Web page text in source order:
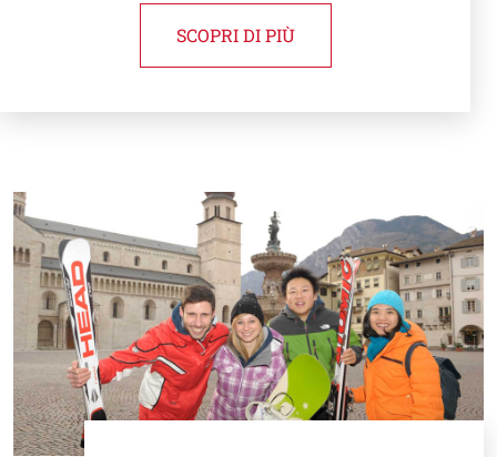
SCOPRI DI PIÙ
Image